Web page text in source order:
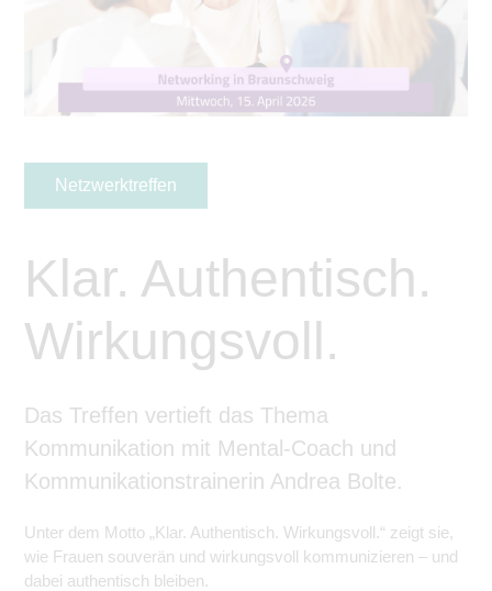
Netzwerktreffen
Klar. Authentisch.
Wirkungsvoll.
Das Treffen vertieft das Thema
Kommunikation mit Mental-Coach und
Kommunikationstrainerin Andrea Bolte.
Unter dem Motto „Klar. Authentisch. Wirkungsvoll.“ zeigt sie,
wie Frauen souverän und wirkungsvoll kommunizieren – und
dabei authentisch bleiben.